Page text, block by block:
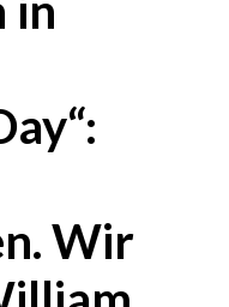
Wir